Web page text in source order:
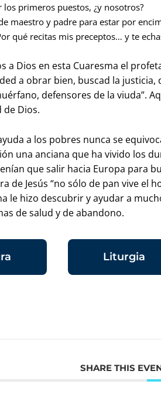
los primeros puestos, ¿y nosotros?
maestro y padre para estar por
qué recitas mis preceptos… y te
a Dios en esta Cuaresma el
a obrar bien, buscad la
defensores de la viuda”.
de Dios.
a los pobres nunca se
una anciana que ha vivido los
que salir hacia Europa para
de Jesús “no sólo de pan vive el
le hizo descubrir y ayudar a
de salud y de abandono.
Liturgia
SHARE THIS